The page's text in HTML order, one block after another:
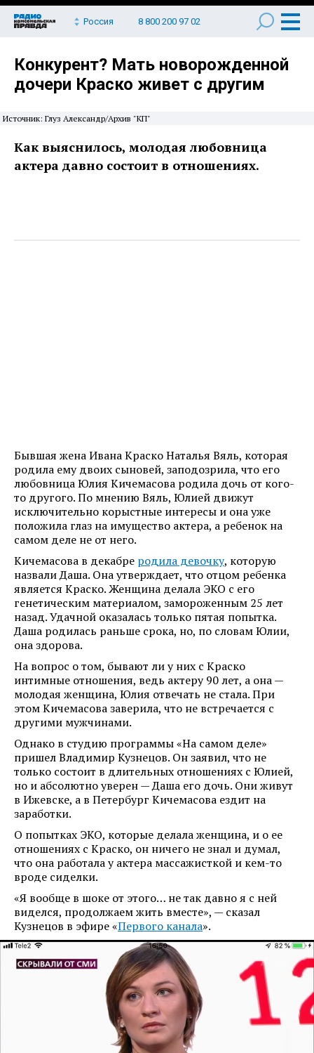
Россия 8 800 200 97 02
Конкурент? Мать новорожденной
дочери Краско живет с другим
Источник: Глуз Александр/Архив "КП"
Как выяснилось, молодая любовница
актера давно состоит в отношениях.
Бывшая жена Ивана Краско Наталья Вяль, которая
родила ему двоих сыновей, заподозрила, что его
любовница Юлия Кичемасова родила дочь от кого-
то другого. По мнению Вяль, Юлией движут
исключительно корыстные интересы и она уже
положила глаз на имущество актера, а ребенок на
самом деле не от него.
Кичемасова в декабре родила девочку, которую
назвали Даша. Она утверждает, что отцом ребенка
является Краско. Женщина делала ЭКО с его
генетическим материалом, замороженным 25 лет
назад. Удачной оказалась только пятая попытка.
Даша родилась раньше срока, но, по словам Юлии,
она здорова.
На вопрос о том, бывают ли у них с Краско
интимные отношения, ведь актеру 90 лет, а она —
молодая женщина, Юлия отвечать не стала. При
этом Кичемасова заверила, что не встречается с
другими мужчинами.
Однако в студию программы «На самом деле»
пришел Владимир Кузнецов. Он заявил, что не
только состоит в длительных отношениях с Юлией,
но и абсолютно уверен — Даша его дочь. Они живут
в Ижевске, а в Петербург Кичемасова ездит на
заработки.
О попытках ЭКО, которые делала женщина, и о ее
отношениях с Краско, он ничего не знал и думал,
что она работала у актера массажисткой и кем-то
вроде сиделки.
«Я вообще в шоке от этого… не так давно я с ней
виделся, продолжаем жить вместе», — сказал
Кузнецов в эфире «Первого канала».